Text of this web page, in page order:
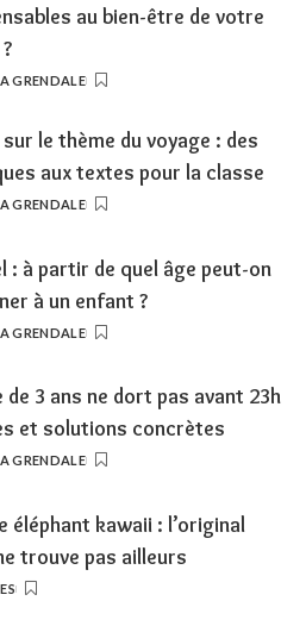
au bien-être de votre
GRENDALE
le thème du voyage : des
aux textes pour la classe
GRENDALE
: à partir de quel âge peut-on
à un enfant ?
GRENDALE
de 3 ans ne dort pas avant 23h
et solutions concrètes
GRENDALE
éléphant kawaii : l’original
trouve pas ailleurs